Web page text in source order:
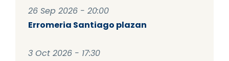
26 Sep 2026 - 20:00
Erromeria Santiago plazan
3 Oct 2026 - 17:30